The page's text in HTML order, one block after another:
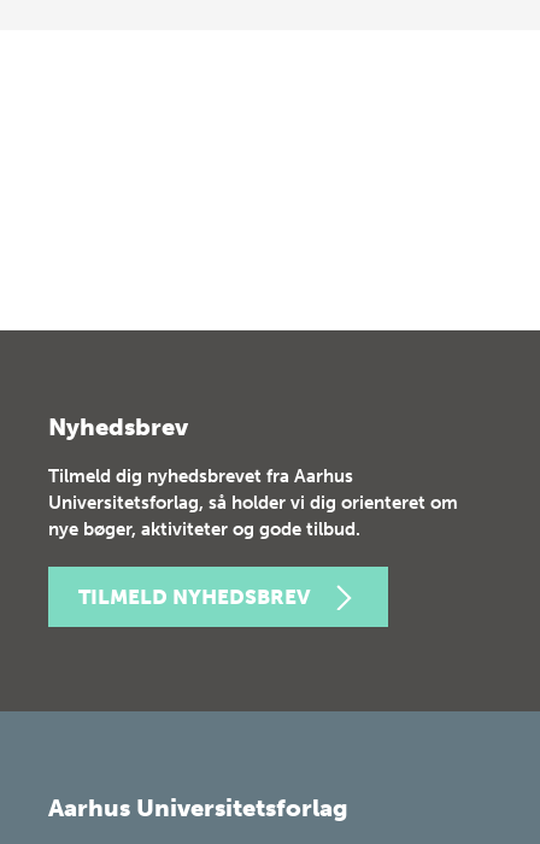
Nyhedsbrev
Tilmeld dig nyhedsbrevet fra Aarhus
Universitetsforlag, så holder vi dig orienteret om
nye bøger, aktiviteter og gode tilbud.
TILMELD NYHEDSBREV
Aarhus Universitetsforlag